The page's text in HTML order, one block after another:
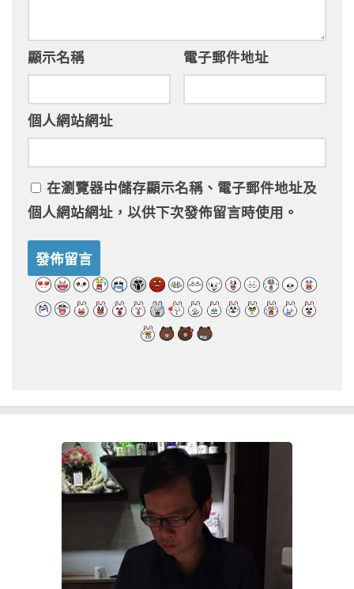
顯示名稱 電子郵件地址
個人網站網址
在瀏覽器中儲存顯示名稱、電子郵件地址及
個人網站網址，以供下次發佈留言時使用。